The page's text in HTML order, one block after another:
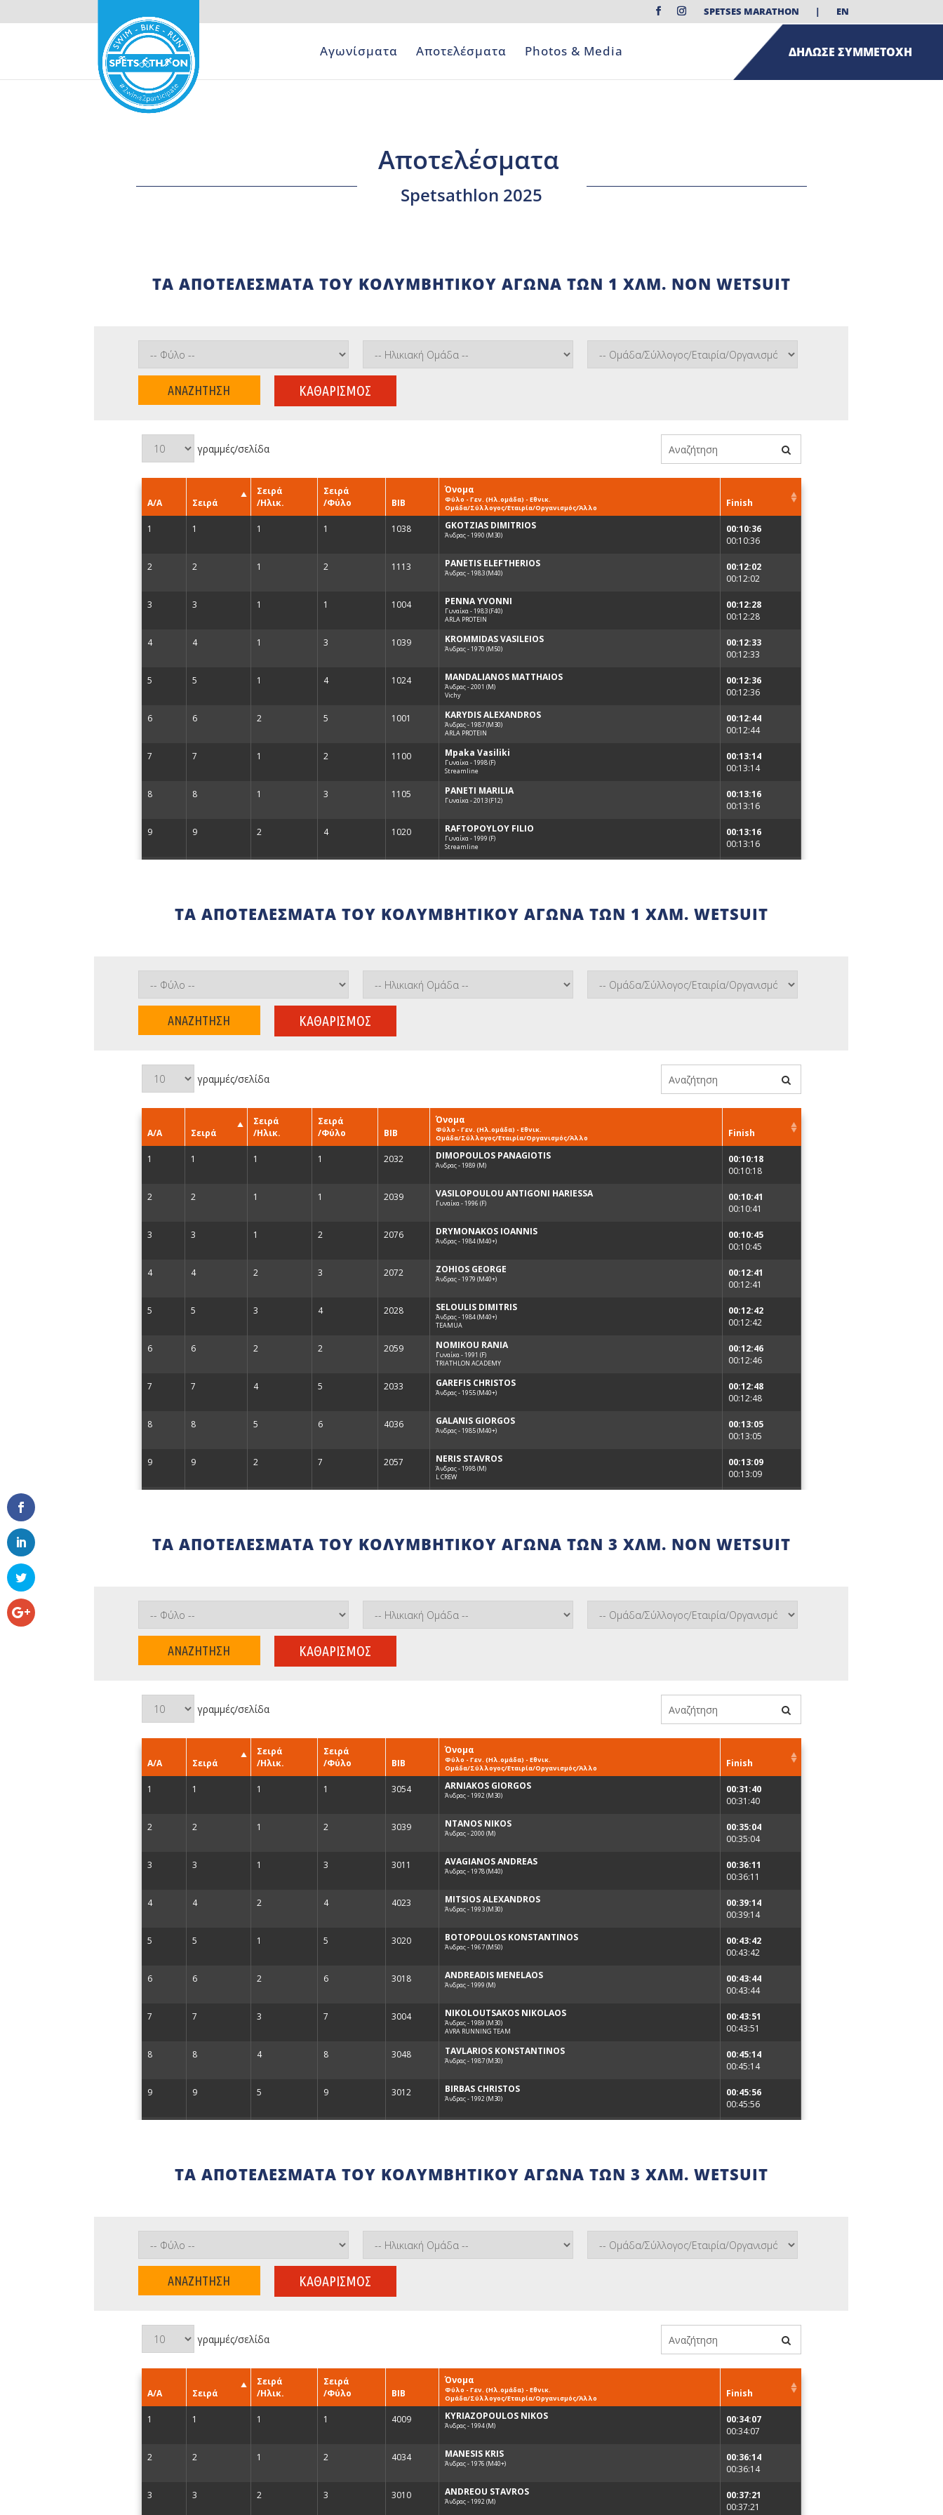
SPETSES MARATHON | EN
Αγωνίσματα Αποτελέσματα Photos & Media ΔΗΛΩΣΕ ΣΥΜΜΕΤΟΧΗ
Αποτελέσματα
Spetsathlon 2025
TΑ ΑΠΟΤΕΛΈΣΜΑΤΑ ΤΟΥ ΚΟΛΥΜΒΗΤΙΚΟΎ ΑΓΏΝΑ ΤΩΝ 1 ΧΛΜ. NON WETSUIT
TΑ ΑΠΟΤΕΛΈΣΜΑΤΑ ΤΟΥ ΚΟΛΥΜΒΗΤΙΚΟΎ ΑΓΏΝΑ ΤΩΝ 1 ΧΛΜ. WETSUIT
TΑ ΑΠΟΤΕΛΈΣΜΑΤΑ ΤΟΥ ΚΟΛΥΜΒΗΤΙΚΟΎ ΑΓΏΝΑ ΤΩΝ 3 ΧΛΜ. NON WETSUIT
TΑ ΑΠΟΤΕΛΈΣΜΑΤΑ ΤΟΥ ΚΟΛΥΜΒΗΤΙΚΟΎ ΑΓΏΝΑ ΤΩΝ 3 ΧΛΜ. WETSUIT